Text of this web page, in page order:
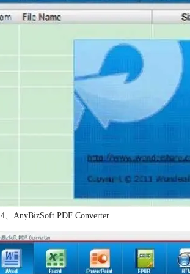
4、AnyBizSoft PDF Converter